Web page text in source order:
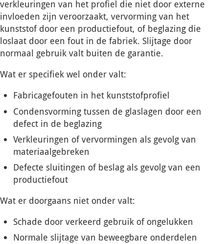
verkleuringen van het profiel die niet door externe
invloeden zijn veroorzaakt, vervorming van het
kunststof door een productiefout, of beglazing die
loslaat door een fout in de fabriek. Slijtage door
normaal gebruik valt buiten de garantie.
Wat er specifiek wel onder valt:
Fabricagefouten in het kunststofprofiel
Condensvorming tussen de glaslagen door een
defect in de beglazing
Verkleuringen of vervormingen als gevolg van
materiaalgebreken
Defecte sluitingen of beslag als gevolg van een
productiefout
Wat er doorgaans niet onder valt:
Schade door verkeerd gebruik of ongelukken
Normale slijtage van beweegbare onderdelen